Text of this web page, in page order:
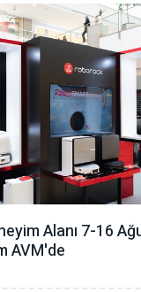
Alanı 7-16
AVM'de